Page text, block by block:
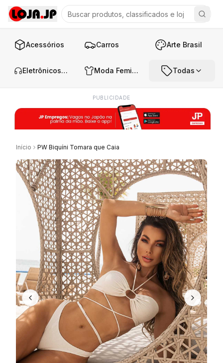
Acessórios Carros Arte Brasil
Eletrônicos e Áudio Moda Feminina Todas
PUBLICIDADE
Início PW Biquíni Tomara que Caia